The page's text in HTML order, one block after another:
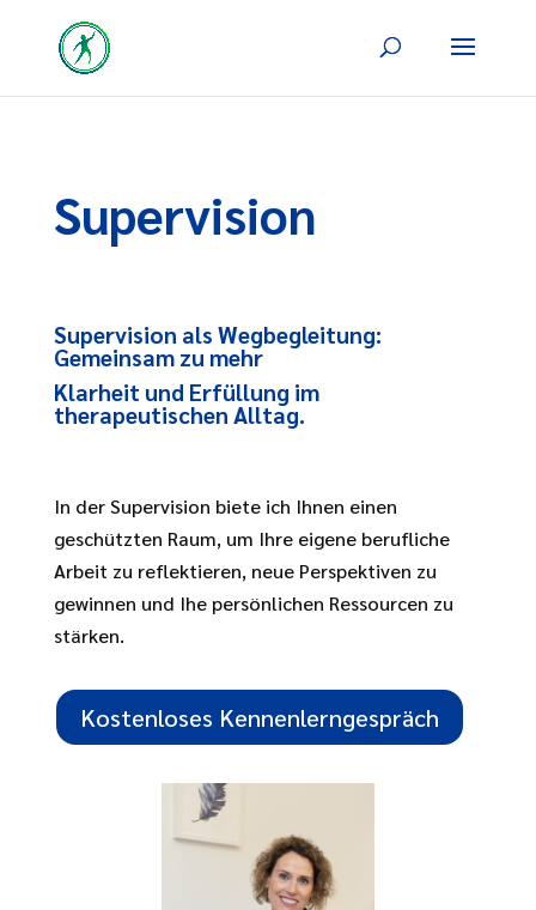
Supervision
Supervision als Wegbegleitung:
Gemeinsam zu mehr
Klarheit und Erfüllung im
therapeutischen Alltag.
In der Supervision biete ich Ihnen einen
geschützten Raum, um Ihre eigene berufliche
Arbeit zu reflektieren, neue Perspektiven zu
gewinnen und Ihe persönlichen Ressourcen zu
stärken.
Kostenloses Kennenlerngespräch